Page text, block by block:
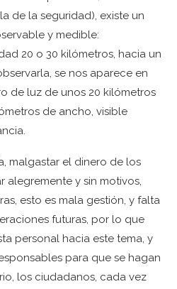
de la seguridad), existe un
y medible:
20 o 30 kilómetros, hacia un
se nos aparece en
de luz de unos 20 kilómetros
de ancho, visible
malgastar el dinero de los
alegremente y sin motivos,
esto es mala gestión, y falta
futuras, por lo que
personal hacia este tema, y
para que se hagan
los ciudadanos, cada vez